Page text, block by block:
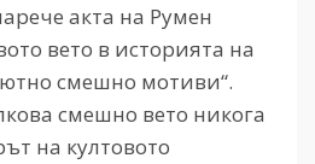
акта на Румен
вето в историята на
смешно мотиви“.
смешно вето никога
на култовото